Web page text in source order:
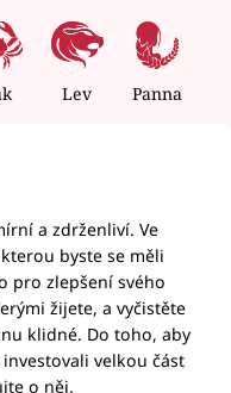
Lev Panna
a zdrženliví. Ve
byste se měli
pro zlepšení svého
žijete, a vyčistěte
klidné. Do toho, aby
velkou část
o něj.